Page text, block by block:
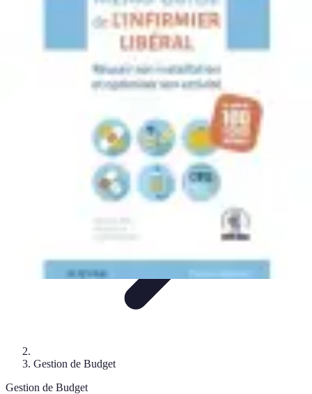
ÉpargneÉpargne et
Epargne et Budget
Optimise Mon Argent
Gestion de Budget
Gestion de Budget